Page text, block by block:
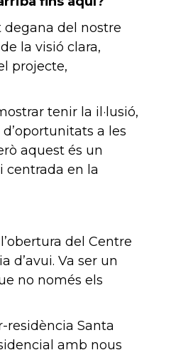
degana del nostre
la visió clara,
projecte,
tenir la il·lusió,
a les
aquest és un
centrada en la
del Centre
d’avui. Va ser un
no només els
residència Santa
amb nous